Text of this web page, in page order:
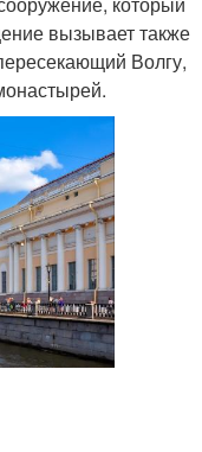
вызывает также
Волгу,